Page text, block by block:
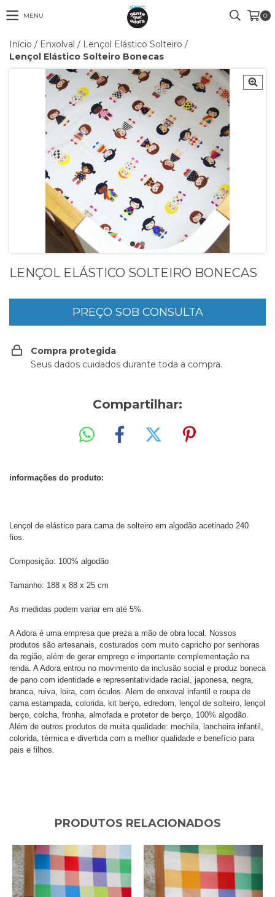
MENU 0
Início / Enxolval / Lençol Elástico Solteiro /
Lençol Elástico Solteiro Bonecas
LENÇOL ELÁSTICO SOLTEIRO BONECAS
Compra protegida
Seus dados cuidados durante toda a compra.
Compartilhar:
informações do produto:
Lençol de elástico para cama de solteiro em algodão acetinado 240
fios.
Composição: 100% algodão
Tamanho: 188 x 88 x 25 cm
As medidas podem variar em até 5%.
A Adora é uma empresa que preza a mão de obra local. Nossos
produtos são artesanais, costurados com muito capricho por senhoras
da região, além de gerar emprego e importante complementação na
renda. A Adora entrou no movimento da inclusão social e produz boneca
de pano com identidade e representatividade racial, japonesa, negra,
branca, ruiva, loira, com óculos. Alem de enxoval infantil e roupa de
cama estampada, colorida, kit berço, edredom, lençol de solteiro, lençol
berço, colcha, fronha, almofada e protetor de berço, 100% algodão.
Além de outros produtos de muita qualidade: mochila, lancheira infantil,
colorida, térmica e divertida com a melhor qualidade e benefício para
pais e filhos.
PRODUTOS RELACIONADOS